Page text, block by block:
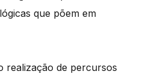
que põem em
realização de percursos